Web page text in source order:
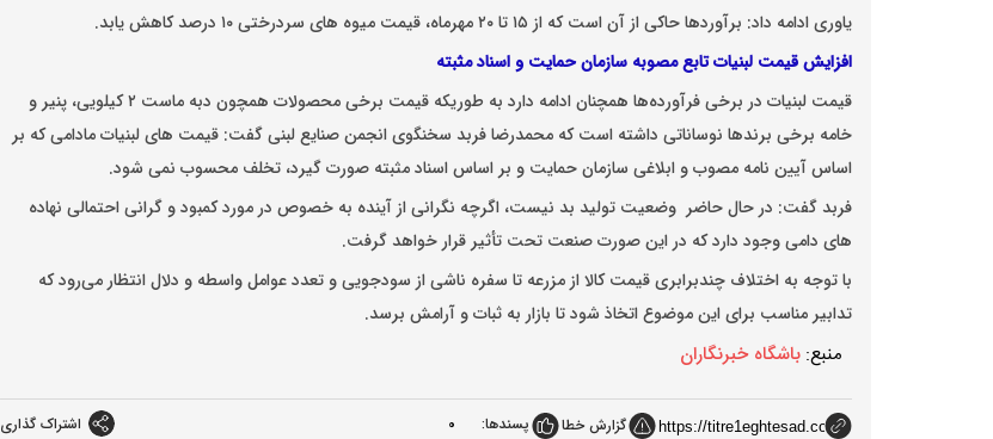
یاوری ادامه داد: برآوردها حاکی از آن است که از ۱۵ تا ۲۰ مهرماه، قیمت میوه های سردرختی ۱۰ درصد کاهش یابد.
افزایش قیمت لبنیات تابع مصوبه سازمان حمایت و اسناد مثبته
قیمت لبنیات در برخی فرآورده‌ها همچنان ادامه دارد به طوریکه قیمت برخی محصولات همچون دبه ماست ۲ کیلویی، پنیر و
خامه برخی برندها نوساناتی داشته است که محمدرضا فربد سخنگوی انجمن صنایع لبنی گفت: قیمت های لبنیات مادامی که بر
اساس آیین نامه مصوب و ابلاغی سازمان حمایت و بر اساس اسناد مثبته صورت گیرد، تخلف محسوب نمی شود.
فربد گفت: در حال حاضر وضعیت تولید بد نیست، اگرچه نگرانی از آینده به خصوص در مورد کمبود و گرانی احتمالی نهاده
های دامی وجود دارد که در این صورت صنعت تحت تأثیر قرار خواهد گرفت.
با توجه به اختلاف چندبرابری قیمت کالا از مزرعه تا سفره ناشی از سودجویی و تعدد عوامل واسطه و دلال انتظار می‌رود که
تدابیر مناسب برای این موضوع اتخاذ شود تا بازار به ثبات و آرامش برسد.
منبع: باشگاه خبرنگاران
گزارش خطا پسندها: 0 اشتراک گذاری